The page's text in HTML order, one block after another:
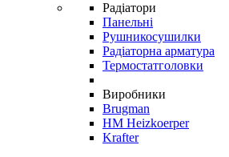
Радіатори
Панельні
Рушникосушилки
Радіаторна арматура
Термостатголовки
Виробники
Brugman
HM Heizkoerper
Krafter